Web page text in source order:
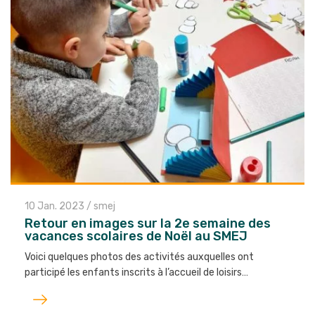
10 Jan. 2023 / smej
Retour en images sur la 2e semaine des
vacances scolaires de Noël au SMEJ
Voici quelques photos des activités auxquelles ont
participé les enfants inscrits à l’accueil de loisirs…
Lire